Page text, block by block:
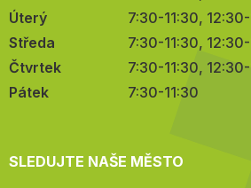
Úterý
7:30-11:30,
Středa
7:30-11:30,
Čtvrtek
7:30-11:30,
Pátek
7:30-11:30
SLEDUJTE NAŠE MĚSTO